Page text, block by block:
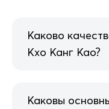
Каково
Кхо Канг Као?
Каковы